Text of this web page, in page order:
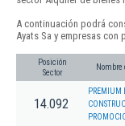
A continuación podrá
Ayats Sa y empresas
Posición
Sector
Nombre
14.092
PREMIUM